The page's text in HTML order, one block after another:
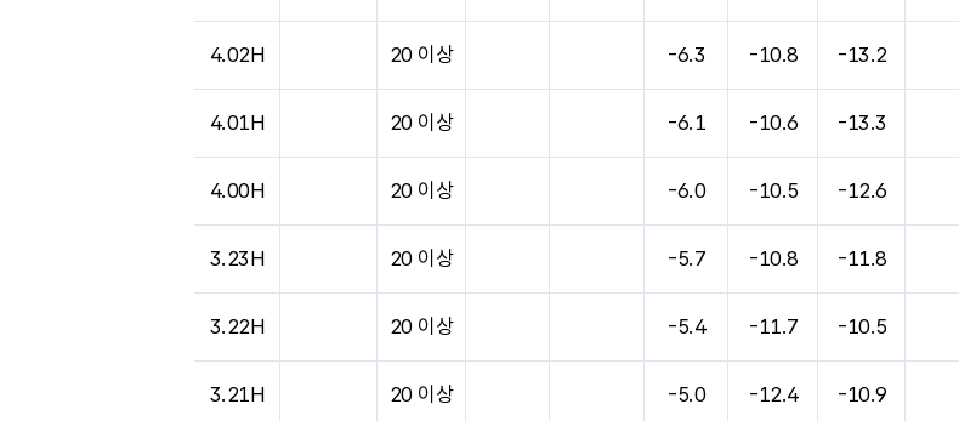
4.02H 20 이상 -6.3 -10.8 -13.2
4.01H 20 이상 -6.1 -10.6 -13.3
4.00H 20 이상 -6.0 -10.5 -12.6
3.23H 20 이상 -5.7 -10.8 -11.8
3.22H 20 이상 -5.4 -11.7 -10.5
3.21H 20 이상 -5.0 -12.4 -10.9